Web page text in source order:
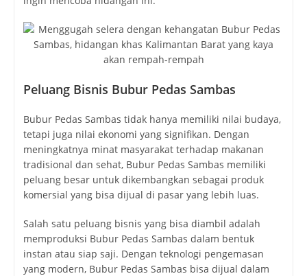
Peluang Bisnis Bubur Pedas Sambas
Bubur Pedas Sambas tidak hanya memiliki nilai budaya,
tetapi juga nilai ekonomi yang signifikan. Dengan
meningkatnya minat masyarakat terhadap makanan
tradisional dan sehat, Bubur Pedas Sambas memiliki
peluang besar untuk dikembangkan sebagai produk
komersial yang bisa dijual di pasar yang lebih luas.
Salah satu peluang bisnis yang bisa diambil adalah
memproduksi Bubur Pedas Sambas dalam bentuk
instan atau siap saji. Dengan teknologi pengemasan
yang modern, Bubur Pedas Sambas bisa dijual dalam